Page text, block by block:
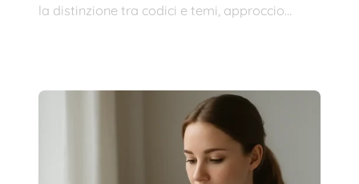
la distinzione tra codici e temi, approccio…